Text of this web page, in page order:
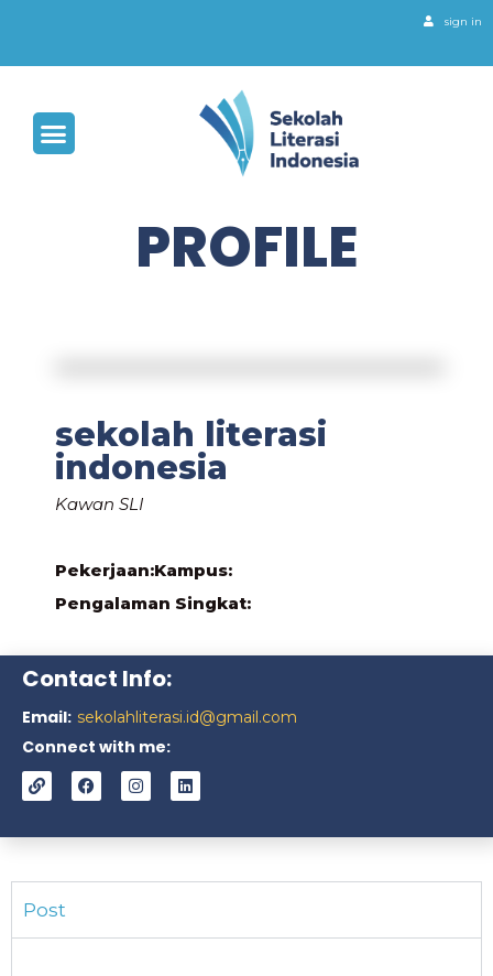
sign in
PROFILE
sekolah literasi
indonesia
Kawan SLI
Pekerjaan:Kampus:
Pengalaman Singkat:
Contact Info:
Email: sekolahliterasi.id@gmail.com
Connect with me:
Post